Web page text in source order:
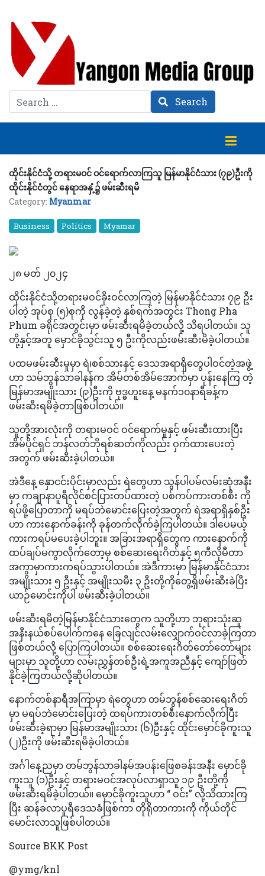
Search Search
ထိုင်းနိုင်ငံသို့ တရားမဝင် ဝင်ရောက်လာကြသူ မြန်မာနိုင်ငံသား (၇၉)ဦးကို
ထိုင်းနိုင်ငံတွင် နေရာအနှံ့၌ ဖမ်းဆီးရမိ
Category: Myanmar
Business Politics Myamar
၂၈ မတ် ၂၀၂၄
ထိုင်းနိုင်ငံသို့တရားမဝင်ခိုးဝင်လာကြတဲ့ မြန်မာနိုင်ငံသား ၇၉ ဦး
ပါတဲ့ အုပ်စု (၅)စုကို လွန်ခဲ့တဲ့ နှစ်ရက်အတွင်း Thong Pha
Phum ခရိုင်အတွင်းမှာ ဖမ်းဆီးရမိခဲ့တယ်လို့ သိရပါတယ်။ သူ
တို့နှင့်အတူ မှောင်ခိုသွင်းသူ ၅ ဦးကိုလည်းဖမ်းဆီးမိခဲ့ပါတယ်။
ပထမဖမ်းဆီးမှုမှာ ရဲ၊စစ်သားနှင့် ဒေသအရာရှိတွေပါဝင်တဲ့အဖွဲ့
ဟာ သမ်ဘွန်သာခါနန်က အိမ်တစ်အိမ်အောက်မှာ ပုန်းနေကြ တဲ့
မြန်မာအမျိုးသား (၉)ဦးကို ဗုဒ္ဓဟူးနေ့ မနက်၁၀နာရီခန့်က
ဖမ်းဆီးရမိခဲ့တာဖြစ်ပါတယ်။
သူတို့အားလုံးကို တရားမဝင် ဝင်ရောက်မှုနှင့် ဖမ်းဆီးထားပြီး
အိမ်ပိုင်ရှင် ဘန်လတ်ဘိုရစ်ဆတ်ကိုလည်း ဝှက်ထားပေးတဲ့
အတွက် ဖမ်းဆီးခဲ့ပါတယ်။
အဲဒီနေ့ နှောငင်းပိုင်းမှာလည်း ရဲတွေဟာ သွန်ပါပမ်လမ်းဆုံအနီး
မှာ ကချာနာပူရီလိုင်စင်ပြားတပ်ထားတဲ့ ပစ်ကပ်ကားတစ်စီး ကို
ရပ်ဖို့ပြောတာကို မရပ်ဘဲမောင်းပြေးတဲ့အတွက် ရဲအရာရှိနှစ်ဦး
ဟာ ကားနောက်ခန်းကို ခုန်တက်လိုက်ခဲ့ကြပါတယ်။ ဒါပေမယ့်
ကားကရပ်မပေးခဲ့ပါဘူး။ အခြားအရာရှိတွေက ကားနောက်ကို
ထပ်ချပ်မကွာလိုက်တော့မှ စစ်ဆေးရေးဂိတ်နှင့် ၅ကီလိုမီတာ
အကွာမှာကားကရပ်သွားပါတယ်။ အဲဒီကားမှာ မြန်မာနိုင်ငံသား
အမျိုးသား ၅ ဦးနှင့် အမျိုးသမီး ၃ ဦးတို့ကိုတွေ့ရှိဖမ်းဆီးခဲပြီး
ယာဉ်မောင်းကိုပါ ဖမ်းဆီးခဲ့ပါတယ်။
ဖမ်းဆီးရမိတဲ့မြန်မာနိုင်ငံသားတွေက သူတို့ဟာ ဘုရားသုံးဆူ
အနီးနယ်စပ်ပေါက်ကနေ ခြေလျင်လမ်းလျှောက်ဝင်လာခဲ့ကြတာ
ဖြစ်တယ်လို့ ပြောကြပါတယ်။ စစ်ဆေးရေးဂိတ်တော်တော်များ
များမှာ သူတို့ဟာ လမ်းညွှန်တစ်ဦးရဲ့အကူအညီနှင့် ကျော်ဖြတ်
နိုင်ခဲ့ကြတယ်လို့ဆိုပါတယ်။
နောက်တစ်နာရီအကြာမှာ ရဲတွေဟာ တမ်ဘွန်စစ်ဆေးရေးဂိတ်
မှာ မရပ်ဘဲမောင်းပြေးတဲ့ ထရပ်ကားတစ်စီးနောက်လိုက်ပြီး
ဖမ်းဆီးခဲ့ရာမှာ မြန်မာအမျိုးသား (၆)ဦးနှင့် ထိုင်းမှောင်ခိုကူးသူ
(၂)ဦးကို ဖမ်းဆီးရမိခဲ့ပါတယ်။
အင်္ဂါနေ့ညမှာ တမ်ဘွန်သာခါနမ်အပန်းဖြေစခန်းအနီး မှောင်ခို
ကူးသူ (၁)ဦးနှင့် တရားမဝင်အလုပ်လာရှာသူ ၁၉ ဦးတို့ကို
ဖမ်းဆီးရမိခဲ့ပါတယ်။ မှောင်ခိုကူးသူဟာ “ ဝင်း” လို့သိထားကြ
ပြီး ဆန်ခလာပူရီဒေသခံဖြစ်ကာ တိုရိုတာကားကို ကိုယ်တိုင်
မောင်းလာသူဖြစ်ပါတယ်။
Source BKK Post
@ymg/knl